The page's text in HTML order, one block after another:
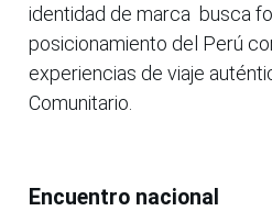
identidad de marca busca
posicionamiento del Perú
experiencias de viaje
Comunitario.
Encuentro nacional